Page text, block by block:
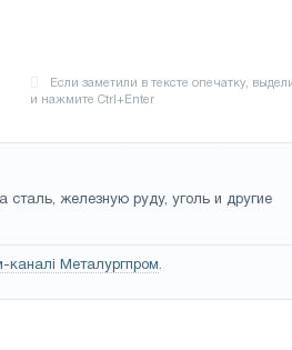
сталь, железную руду, уголь и другие
каналі Металургпром.